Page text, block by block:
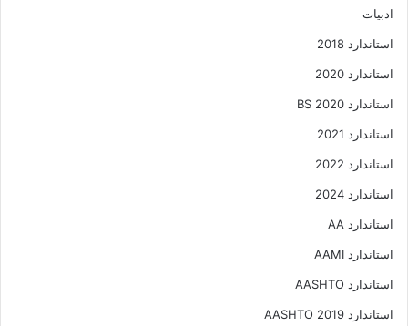
ادبیات
استاندارد 2018
استاندارد 2020
استاندارد 2020 BS
استاندارد 2021
استاندارد 2022
استاندارد 2024
استاندارد AA
استاندارد AAMI
استاندارد AASHTO
استاندارد AASHTO 2019